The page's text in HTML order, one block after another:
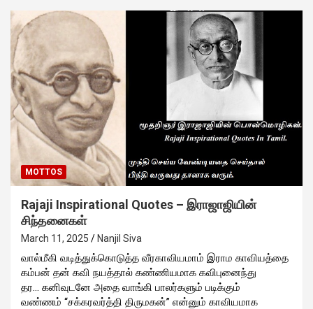
MOTTOS
Rajaji Inspirational Quotes – இராஜாஜியின்
சிந்தனைகள்
March 11, 2025 Nanjil Siva
வால்மீகி வடித்துக்கொடுத்த வீரகாவியமாம் இராம காவியத்தை
கம்பன் தன் கவி நயத்தால் கண்ணியமாக கவிபுனைந்து
தர… கனிவுடனே அதை வாங்கி பாலர்களும் படிக்கும்
வண்ணம் “சக்கரவர்த்தி திருமகன்” என்னும் காவியமாக